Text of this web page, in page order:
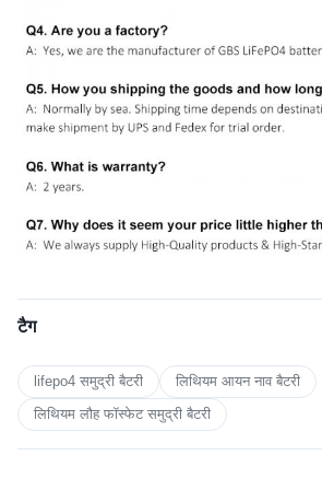
टैग
lifepo4 समुद्री बैटरी
लिथियम आयन नाव बैटरी
लिथियम लौह फॉस्फेट समुद्री बैटरी